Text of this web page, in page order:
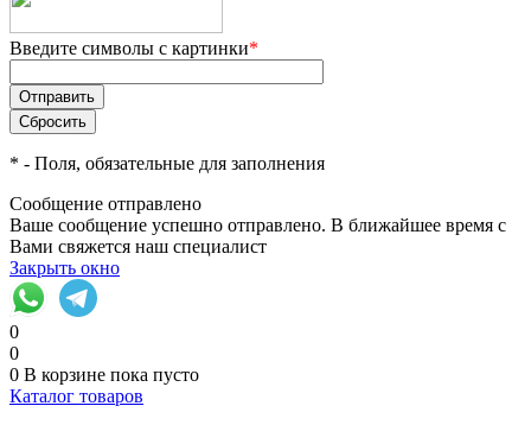
Введите символы с картинки*
* - Поля, обязательные для заполнения
Сообщение отправлено
Ваше сообщение успешно отправлено. В ближайшее время с
Вами свяжется наш специалист
Закрыть окно
0
0
0 В корзине пока пусто
Каталог товаров